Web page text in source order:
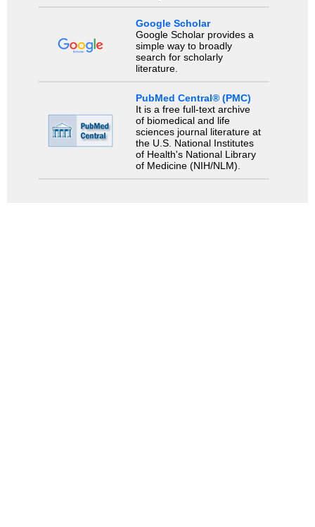
Google Scholar
Google Scholar provides a
simple way to broadly
search for scholarly
literature.
PubMed Central® (PMC)
It is a free full-text archive
of biomedical and life
sciences journal literature at
the U.S. National Institutes
of Health's National Library
of Medicine (NIH/NLM).